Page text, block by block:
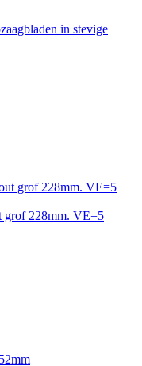
in stevige
grof 228mm. VE=5